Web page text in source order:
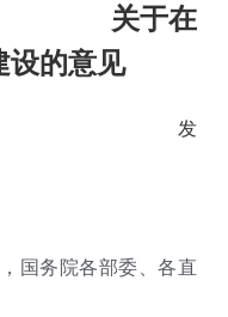
在
设的意见
国务院各部委、各直